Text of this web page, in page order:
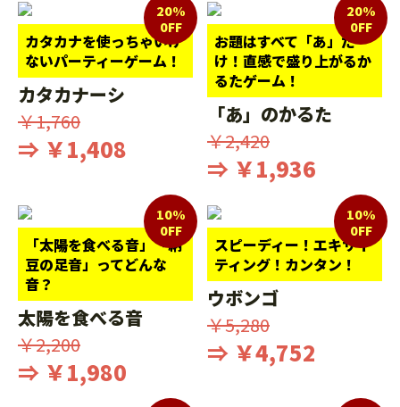
カタカナを使っちゃいけ
ないパーティーゲーム！
20%
0FF
カタカナーシ
￥1,760
⇒ ￥1,408
お題はすべて「あ」だ
け！直感で盛り上がるか
るたゲーム！
20%
0FF
「あ」のかるた
￥2,420
⇒ ￥1,936
「太陽を食べる音」「納
豆の足音」ってどんな
音？
10%
0FF
太陽を食べる音
￥2,200
⇒ ￥1,980
スピーディー！エキサイ
ティング！カンタン！
10%
0FF
ウボンゴ
￥5,280
⇒ ￥4,752